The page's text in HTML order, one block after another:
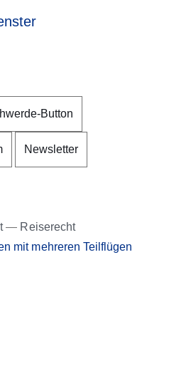
Button
Newsletter
Reiserecht
mit mehreren Teilflügen